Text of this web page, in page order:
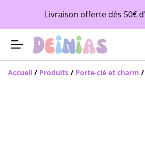
Livraison offerte dès 50€
Accueil / Produits / Porte-clé et charm /